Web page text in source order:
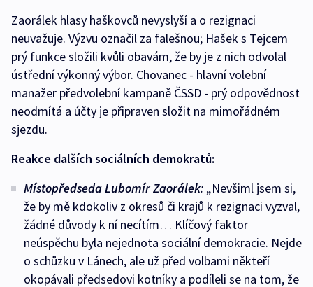
Zaorálek hlasy haškovců nevyslyší a o rezignaci
neuvažuje. Výzvu označil za falešnou; Hašek s Tejcem
prý funkce složili kvůli obavám, že by je z nich odvolal
ústřední výkonný výbor. Chovanec - hlavní volební
manažer předvolební kampaně ČSSD - prý odpovědnost
neodmítá a účty je připraven složit na mimořádném
sjezdu.
Reakce dalších sociálních demokratů:
Místopředseda Lubomír Zaorálek: „Nevšiml jsem si,
že by mě kdokoliv z okresů či krajů k rezignaci vyzval,
žádné důvody k ní necítím… Klíčový faktor
neúspěchu byla nejednota sociální demokracie. Nejde
o schůzku v Lánech, ale už před volbami někteří
okopávali předsedovi kotníky a podíleli se na tom, že